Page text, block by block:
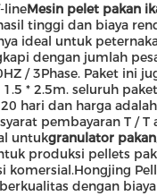
lineMesin pelet pakan
tinggi dan biaya
ideal untuk
dengan jumlah
/ 3Phase. Paket ini
* 2.5m. seluruh
hari dan harga
pembayaran T / T
untukgranulator pakan
produksi pellets
dengan